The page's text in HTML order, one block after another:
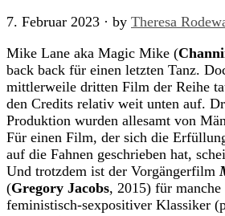
7. Februar 2023 · by Theresa
Mike Lane aka Magic Mike (
back back für einen letzten Tanz.
mittlerweile dritten Film der Reihe
den Credits relativ weit unten auf.
Produktion wurden allesamt von
Für einen Film, der sich die
auf die Fahnen geschrieben hat,
Und trotzdem ist der Vorgängerfilm
(Gregory Jacobs, 2015) für
feministisch-sexpositiver Klassiker